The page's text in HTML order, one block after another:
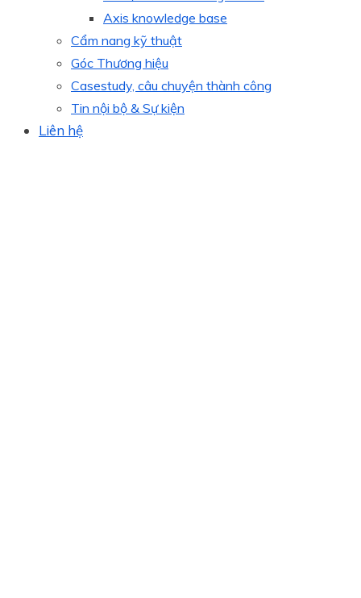
Axis knowledge base
Cẩm nang kỹ thuật
Góc Thương hiệu
Casestudy, câu chuyện thành công
Tin nội bộ & Sự kiện
Liên hệ